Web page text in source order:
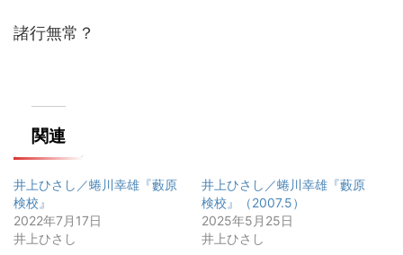
諸行無常？
関連
井上ひさし／蜷川幸雄『藪原
検校』
2022年7月17日
井上ひさし
井上ひさし／蜷川幸雄『藪原
検校』（2007.5）
2025年5月25日
井上ひさし